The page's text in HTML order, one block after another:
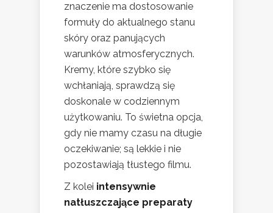
znaczenie ma dostosowanie
formuły do aktualnego stanu
skóry oraz panujących
warunków atmosferycznych.
Kremy, które szybko się
wchłaniają, sprawdzą się
doskonale w codziennym
użytkowaniu. To świetna opcja,
gdy nie mamy czasu na długie
oczekiwanie; są lekkie i nie
pozostawiają tłustego filmu.
Z kolei intensywnie
natłuszczające preparaty